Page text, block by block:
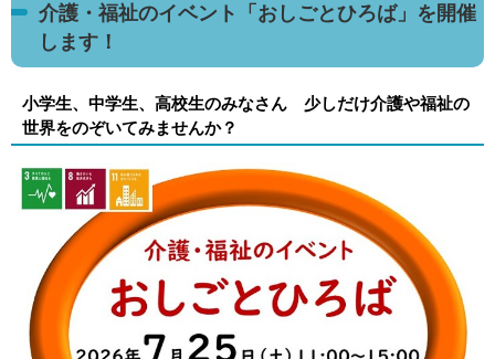
介護・福祉のイベント「おしごとひろば」を開催
します！
小学生、中学生、高校生のみなさん 少しだけ介護や福祉の
世界をのぞいてみませんか？